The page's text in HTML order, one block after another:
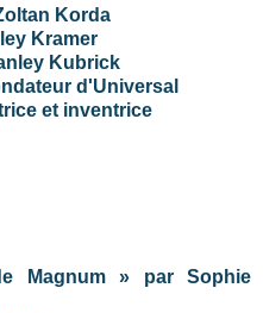
Korda
Kramer
Kubrick
d'Universal
et inventrice
Magnum » par Sophie